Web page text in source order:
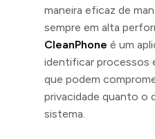
maneira eficaz de
sempre em alta
CleanPhone é um
identificar processos
que podem
privacidade quanto o
sistema.